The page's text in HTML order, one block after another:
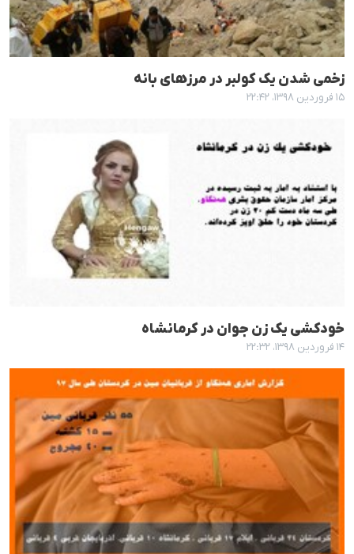
زخمی شدن یک کولبر در مرزهای بانە
۱۵ فروردین ۱۳۹۸، ۲۲:۴۲
خودکشی یک زن جوان در کرمانشاه
۱۴ فروردین ۱۳۹۸، ۲۲:۳۲